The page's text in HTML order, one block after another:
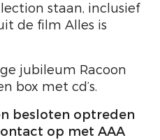
staan, inclusief
de film Alles is
jubileum Racoon
box met cd’s.
besloten optreden
op met AAA